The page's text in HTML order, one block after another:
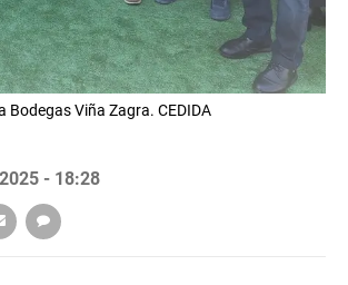
Bodegas Viña Zagra. CEDIDA
- 18:28